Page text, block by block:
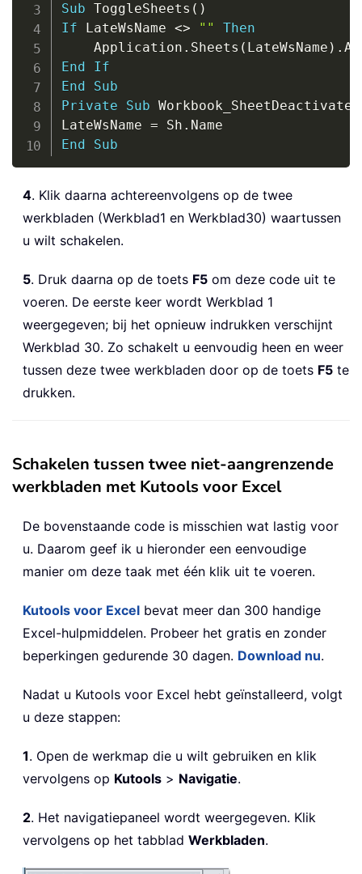
Sub ToggleSheets ( )
If LateWsName <> ""
Then
    Application
. Sheets ( LateWsName ) .
End
If
End
Sub
Private
Sub Workbook_SheetDeactivate
LateWsName = Sh .
End
Sub
4. Klik daarna achtereenvolgens op de twee
werkbladen (Werkblad1 en Werkblad30) waartussen
u wilt schakelen.
5. Druk daarna op de toets F5 om deze code uit te
voeren. De eerste keer wordt Werkblad 1
weergegeven; bij het opnieuw indrukken verschijnt
Werkblad 30. Zo schakelt u eenvoudig heen en weer
tussen deze twee werkbladen door op de toets F5 te
drukken.
Schakelen tussen twee niet-aangrenzende
werkbladen met Kutools voor Excel
De bovenstaande code is misschien wat lastig voor
u. Daarom geef ik u hieronder een eenvoudige
manier om deze taak met één klik uit te voeren.
Kutools voor Excel bevat meer dan 300 handige
Excel-hulpmiddelen. Probeer het gratis en zonder
beperkingen gedurende 30 dagen. Download nu.
Nadat u Kutools voor Excel hebt geïnstalleerd, volgt
u deze stappen:
1. Open de werkmap die u wilt gebruiken en klik
vervolgens op Kutools > Navigatie.
2. Het navigatiepaneel wordt weergegeven. Klik
vervolgens op het tabblad Werkbladen.